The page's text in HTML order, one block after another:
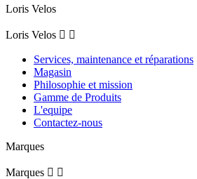
Loris Velos
Loris Velos  
Services, maintenance et réparations
Magasin
Philosophie et mission
Gamme de Produits
L'equipe
Contactez-nous
Marques
Marques  